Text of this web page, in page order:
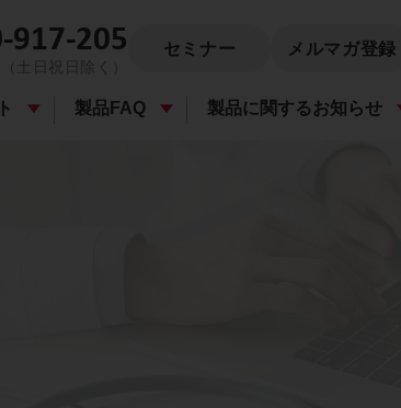
917-205 セミナー メルマガ登録
製品FAQ 製品に関するお知らせ